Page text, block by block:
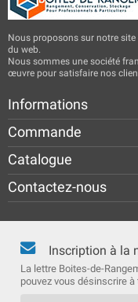
Nous proposons sur notre
du web.
Nous sommes une société
œuvre pour satisfaire nos
Informations
Commande
Catalogue
Contactez-nous
Inscription à la
La lettre Boites-de-
pouvez vous désinscrire